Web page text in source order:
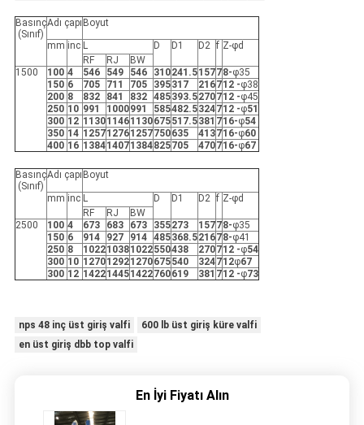
Basınç
(Sınıf)
Adı çapı Boyut
mm inc L D D1 D2 f Z-φd
RF
RJ
BW
1500
100 4 546 549 546 310241.515778-φ35
150 6 705 711 705 395317 216712 -φ38
200 8 832 841 832 485393.5270712 -φ45
250 10 991 1000991 585482.5324712 -φ51
300 12 113011461130675517.5381 716-φ54
350 14 125712761257750635 413716-φ60
400 16 138414071384825705 470716-φ67
Basınç
(Sınıf)
Adı çapı Boyut
mm inc L D D1 D2 f Z-φd
RF
RJ
BW
2500
100 4 673 683 673 355273 15778-φ35
150 6 914 927 914 485368.521678-φ41
250 8 102210381022550438 270712 -φ54
300 10 127012921270675540 324712φ67
300 12 142214451422760619 381 712 -φ73
nps 48 inç üst giriş valfi
600 lb üst giriş küre valfi
en üst giriş dbb top valfi
En İyi Fiyatı Alın